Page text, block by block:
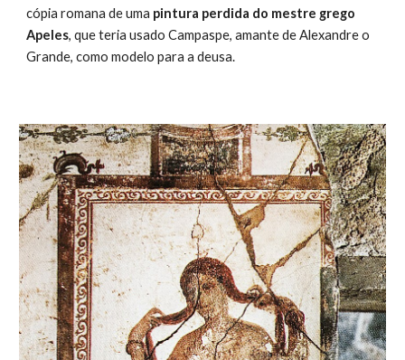
cópia romana de uma pintura perdida do mestre grego
Apeles, que teria usado Campaspe, amante de Alexandre o
Grande, como modelo para a deusa.